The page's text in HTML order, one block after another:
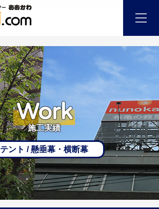
Work
施工実績
テント / 懸垂幕・横断幕